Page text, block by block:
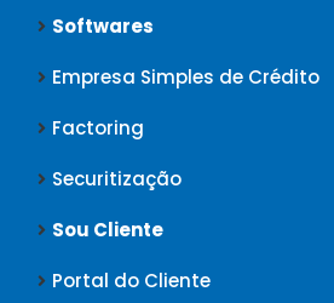
Softwares
Empresa Simples de Crédito
Factoring
Securitização
Sou Cliente
Portal do Cliente